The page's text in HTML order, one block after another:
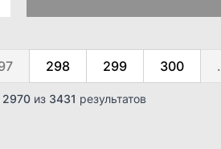
298 299 300
2970 из 3431 результатов